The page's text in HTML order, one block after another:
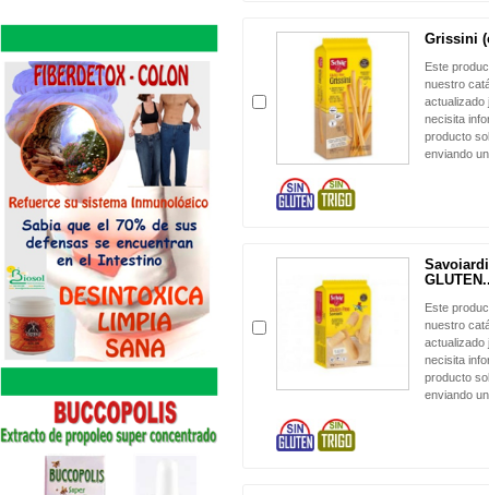
Grissini
Este
nuestro
actualizado
necisita
producto
enviando
Este
nuestro
actualizado
necisita
producto
enviando